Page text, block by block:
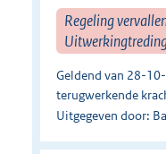
Regeling
Geldend van 28-
terugwerkende
Uitgegeven door: